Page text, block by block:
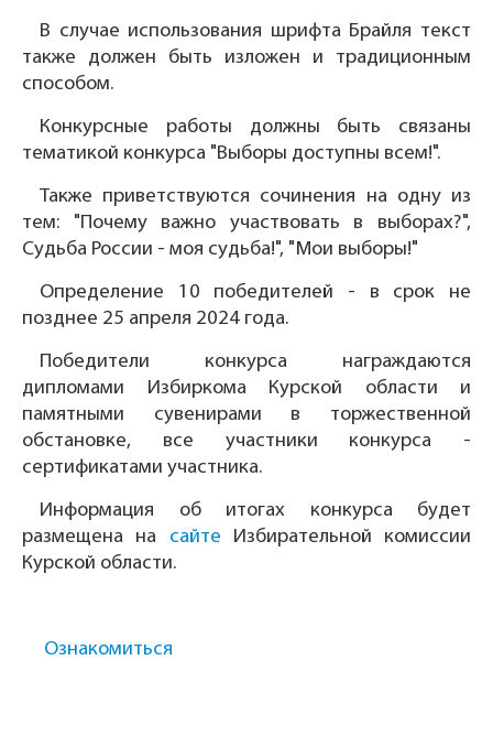
В случае использования шрифта Брайля текст
также должен быть изложен и традиционным
способом.
Конкурсные работы должны быть связаны
тематикой конкурса "Выборы доступны всем!".
Также приветствуются сочинения на одну из
тем: "Почему важно участвовать в выборах?",
Судьба России - моя судьба!", "Мои выборы!"
Определение 10 победителей - в срок не
позднее 25 апреля 2024 года.
Победители конкурса награждаются
дипломами Избиркома Курской области и
памятными сувенирами в торжественной
обстановке, все участники конкурса -
сертификатами участника.
Информация об итогах конкурса будет
размещена на сайте Избирательной комиссии
Курской области.
Ознакомиться